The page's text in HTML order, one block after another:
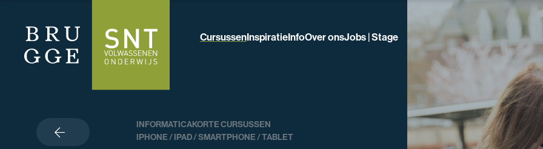
CursussenInspiratieInfoOver onsJobs | Stage
INFORMATICAKORTE CURSUSSEN
IPHONE / IPAD / SMARTPHONE / TABLET